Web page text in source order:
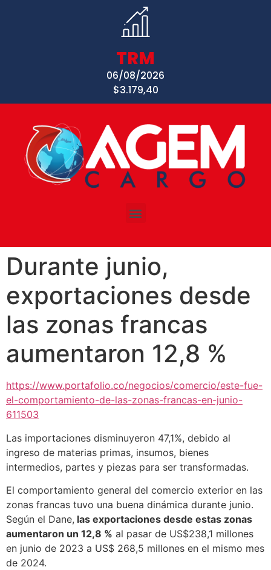
TRM
06/08/2026
$3.179,40
Durante junio,
exportaciones desde
las zonas francas
aumentaron 12,8 %
https://www.portafolio.co/negocios/comercio/este-fue-
el-comportamiento-de-las-zonas-francas-en-junio-
611503
Las importaciones disminuyeron 47,1%, debido al
ingreso de materias primas, insumos, bienes
intermedios, partes y piezas para ser transformadas.
El comportamiento general del comercio exterior en las
zonas francas tuvo una buena dinámica durante junio.
Según el Dane, las exportaciones desde estas zonas
aumentaron un 12,8 % al pasar de US$238,1 millones
en junio de 2023 a US$ 268,5 millones en el mismo mes
de 2024.